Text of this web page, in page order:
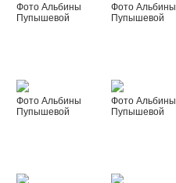
Фото Альбины
Пупышевой
Фото Альбины
Пупышевой
Фото Альбины
Пупышевой
Фото Альбины
Пупышевой